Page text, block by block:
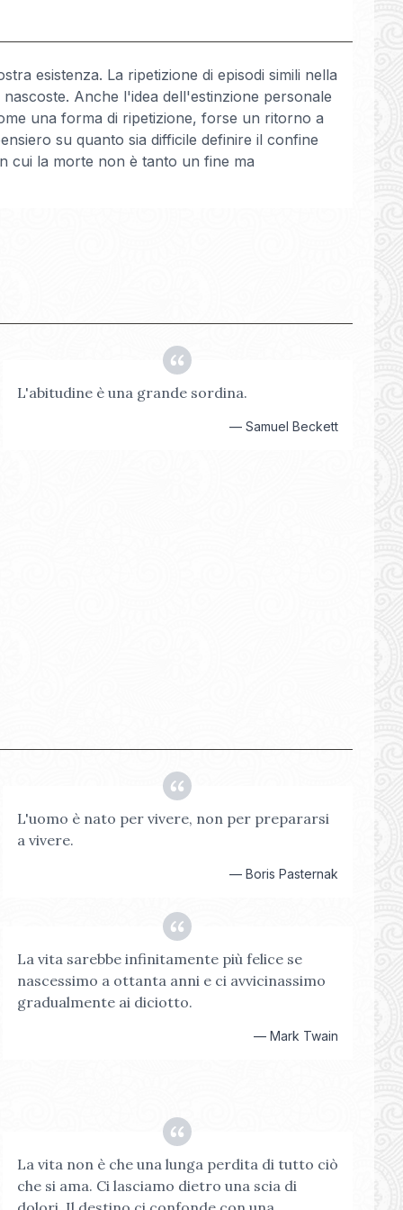
esistenza. La ripetizione di episodi simili nella
Anche l'idea dell'estinzione personale
una forma di ripetizione, forse un ritorno a
su quanto sia difficile definire il confine
cui la morte non è tanto un fine ma
L'abitudine è una grande sordina.
— Samuel Beckett
L'uomo è nato per vivere, non per prepararsi
a vivere.
— Boris Pasternak
La vita sarebbe infinitamente più felice se
nascessimo a ottanta anni e ci avvicinassimo
gradualmente ai diciotto.
— Mark Twain
La vita non è che una lunga perdita di tutto ciò
che si ama. Ci lasciamo dietro una scia di